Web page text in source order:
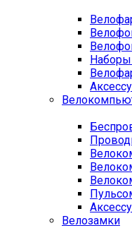
Наборы
Велозамки